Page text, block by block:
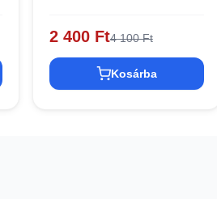
2 400 Ft4 100 Ft
Kosárba